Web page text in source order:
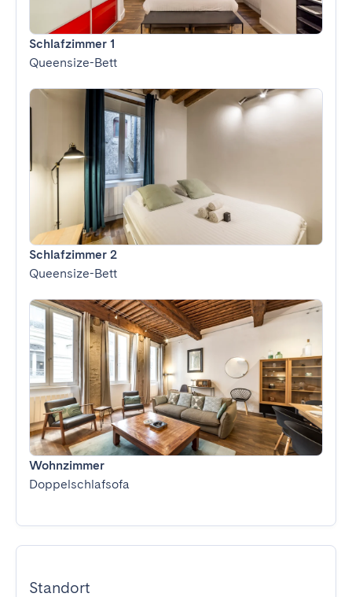
Schlafzimmer 1
Queensize-Bett
Schlafzimmer 2
Queensize-Bett
Wohnzimmer
Doppelschlafsofa
Standort